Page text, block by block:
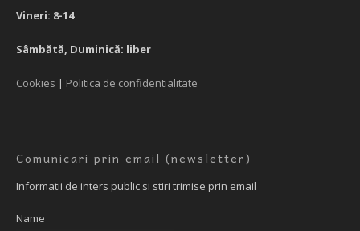
Vineri: 8-14
Sâmbătă, Duminică: liber
Cookies | Politica de confidentialitate
Comunicari prin email (newsletter)
Informatii de inters public si stiri trimise prin email
Name